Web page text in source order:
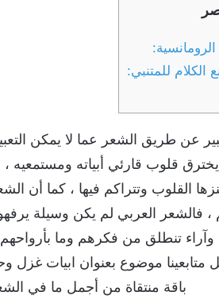
للمتنبي:
عن طريق الشعر عما لا يمكن
قلوب قارئي أبياته
القلوب وتتراكم فيها ، كما أن
، فالشعر العربي لم يكن وسيلة
تنطلق من فكرهم وما
متابعينا موضوع بعنوان ابيات
باقة منتقاة من أجمل ما في